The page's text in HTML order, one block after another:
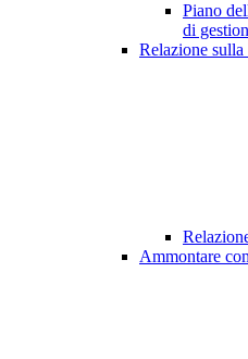
Piano
di
Relazione sulla
Ammontare